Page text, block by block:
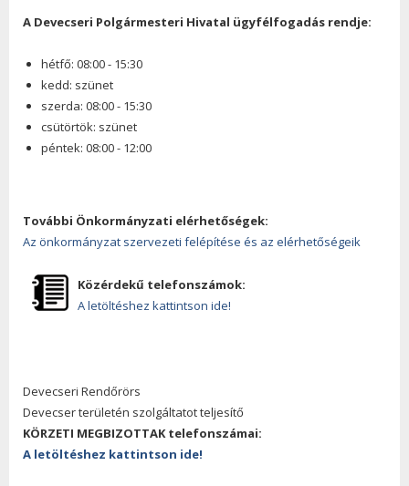
A Devecseri Polgármesteri Hivatal ügyfélfogadás rendje:
hétfő: 08:00 - 15:30
kedd: szünet
szerda: 08:00 - 15:30
csütörtök: szünet
péntek: 08:00 - 12:00
További Önkormányzati elérhetőségek:
Az önkormányzat szervezeti felépítése és az elérhetőségeik
Közérdekű telefonszámok:
A letöltéshez kattintson ide!
Devecseri Rendőrörs
Devecser területén szolgáltatot teljesítő
KÖRZETI MEGBIZOTTAK telefonszámai:
A letöltéshez kattintson ide!